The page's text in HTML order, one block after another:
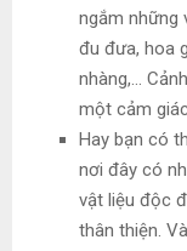
ngắm những
đu đưa, hoa
nhàng,…
một cảm
Hay bạn có
nơi đây có
vật liệu độc
thân thiện.